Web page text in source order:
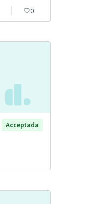
0
Acceptada